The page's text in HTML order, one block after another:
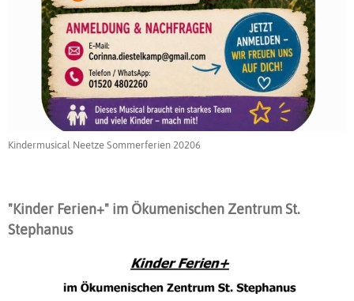
Kindermusical Neetze Sommerferien 20206
"Kinder Ferien+" im Ökumenischen Zentrum St.
Stephanus